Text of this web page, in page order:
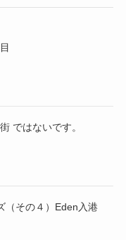
ではないです。
（その４）Eden入港